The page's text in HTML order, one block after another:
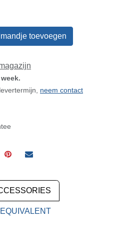
toevoegen
week.
neem contact
EQUIVALENT